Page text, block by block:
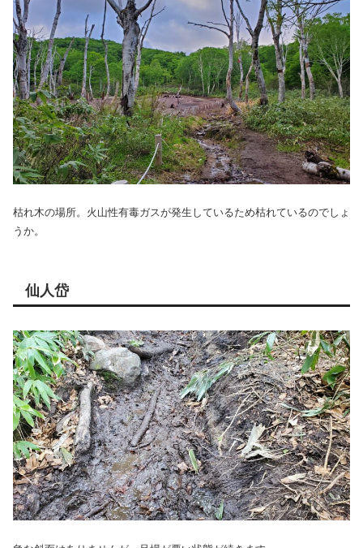
枯れ木の場所。火山性有毒ガスが発生しているため枯れているのでしょ
うか。
仙人岱